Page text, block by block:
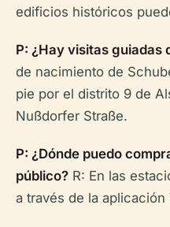
edificios históricos
P: ¿Hay visitas guiadas
de nacimiento de
pie por el distrito 9 de
Nußdorfer Straße.
P: ¿Dónde puedo
público? R: En las
a través de la aplicación